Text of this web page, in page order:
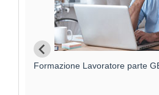
Formazione Lavoratore parte